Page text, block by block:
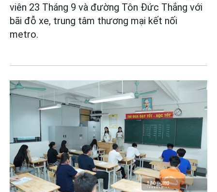
viên 23 Tháng 9 và đường Tôn Đức Thắng với
bãi đỗ xe, trung tâm thương mại kết nối
metro.